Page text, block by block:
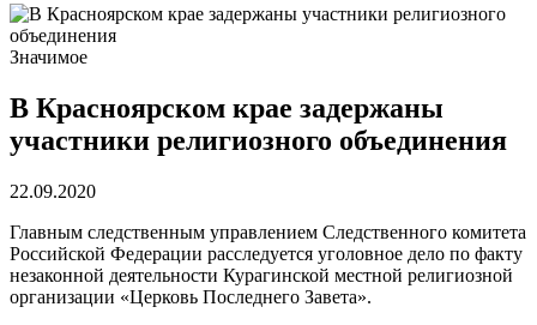
Значимое
В Красноярском крае задержаны
участники религиозного объединения
22.09.2020
Главным следственным управлением Следственного комитета
Российской Федерации расследуется уголовное дело по факту
незаконной деятельности Курагинской местной религиозной
организации «Церковь Последнего Завета».